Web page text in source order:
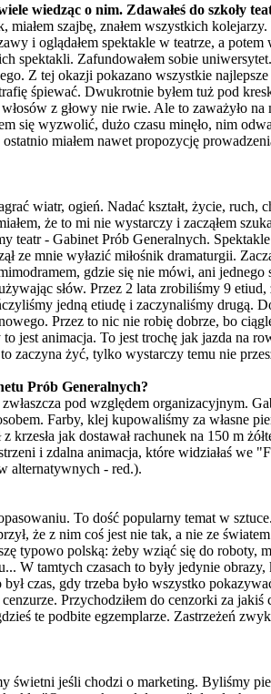
wiedząc o nim. Zdawałeś do szkoły
miałem szajbę, znałem wszystkich
i oglądałem spektakle w teatrze, a
spektakli. Zafundowałem sobie
Z tej okazji pokazano wszystkie
śpiewać. Dwukrotnie byłem tuż pod
z głowy nie rwie. Ale to zaważyło
się wyzwolić, dużo czasu minęło, nim
miałem nawet propozycję
wiatr, ogień. Nadać kształt, życie, ruch,
że to mi nie wystarczy i zacząłem
teatr - Gabinet Prób Generalnych.
ze mnie wyłazić miłośnik dramaturgii.
gdzie się nie mówi, ani
słów. Przez 2 lata zrobiliśmy 9
jedną etiudę i zaczynaliśmy drugą.
Przez to nic nie robię dobrze, bo
jest animacja. To jest trochę jak jazda na
zaczyna żyć, tylko wystarczy temu nie
Prób Generalnych?
pod względem organizacyjnym.
Farby, klej kupowaliśmy za własne
krzesła jak dostawał rachunek na 150 m
i zdalna animacja, które widziałaś we
alternatywnych - red.).
To dość popularny temat w
że z nim coś jest nie tak, a nie ze
typowo polską: żeby wziąć się do roboty,
W tamtych czasach to były jedynie
czas, gdy trzeba było wszystko
Przychodziłem do cenzorki za jakiś
te podbite egzemplarze. Zastrzeżeń
świetni jeśli chodzi o marketing. Byliśmy